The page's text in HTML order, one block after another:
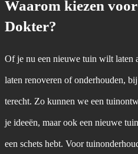
Waarom kiezen
Dokter?
Of je nu een nieuwe tuin wilt laten
laten renoveren of onderhouden,
terecht. Zo kunnen we een
je ideeën, maar ook een nieuwe
een schets hebt. Voor